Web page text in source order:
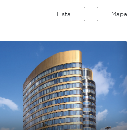
Lista Mapa